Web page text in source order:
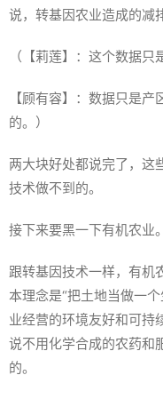
说，转基因农业造成的减
（【莉莲】：这个数据只
【顾有容】：数据只是
的。）
两大块好处都说完了，这
技术做不到的。
接下来要黑一下有机农业。
跟转基因技术一样，有机
本理念是“把土地当做一
业经营的环境友好和可持
说不用化学合成的农药
的。